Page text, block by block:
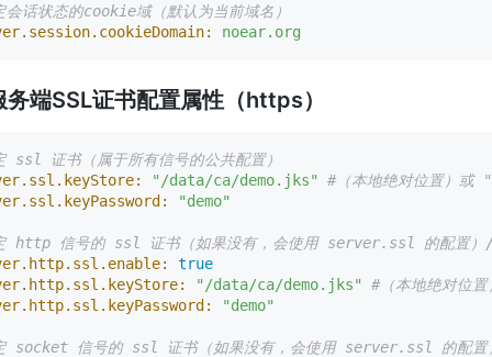
会话状态的cookie域（默认为当前域名）
noear.org
端SSL证书配置属性（https）
ssl 证书（属于所有信号的公共配置）
"/data/ca/demo.jks"
#（本地绝对位置）
"demo"
http 信号的 ssl 证书（如果没有，会使用 server.ssl 的配置
true
"/data/ca/demo.jks"
#（本地绝对位
"demo"
socket 信号的 ssl 证书（如果没有，会使用 server.ssl 的配